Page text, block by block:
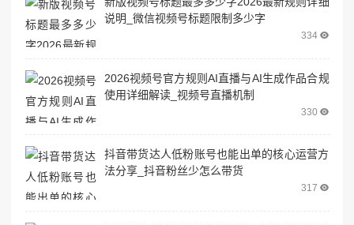
说明_微信视频号标题限制多少字
334
2026视频号官方规则AI直播与AI生成作品合规
使用详细解读_视频号直播机制
330
抖音带货达人低粉账号也能出单的核心运营方
法分享_抖音粉丝少怎么带货
317